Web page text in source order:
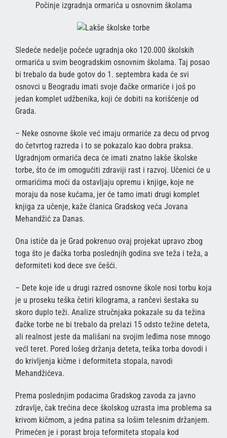
Počinje izgradnja ormarića u osnovnim školama
Sledeće nedelje počeće ugradnja oko 120.000 školskih
ormarića u svim beogradskim osnovnim školama. Taj posao
bi trebalo da bude gotov do 1. septembra kada će svi
osnovci u Beogradu imati svoje đačke ormariće i još po
jedan komplet udžbenika, koji će dobiti na korišćenje od
Grada.
– Neke osnovne škole već imaju ormariće za decu od prvog
do četvrtog razreda i to se pokazalo kao dobra praksa.
Ugradnjom ormarića deca će imati znatno lakše školske
torbe, što će im omogućiti zdraviji rast i razvoj. Učenici će u
ormarićima moći da ostavljaju opremu i knjige, koje ne
moraju da nose kućama, jer će tamo imati drugi komplet
knjiga za učenje, kaže članica Gradskog veća Jovana
Mehandžić za Danas.
Ona ističe da je Grad pokrenuo ovaj projekat upravo zbog
toga što je đačka torba poslednjih godina sve teža i teža, a
deformiteti kod dece sve češći.
– Dete koje ide u drugi razred osnovne škole nosi torbu koja
je u proseku teška četiri kilograma, a rančevi šestaka su
skoro duplo teži. Analize stručnjaka pokazale su da težina
đačke torbe ne bi trebalo da prelazi 15 odsto težine deteta,
ali realnost jeste da mališani na svojim leđima nose mnogo
većI teret. Pored lošeg držanja deteta, teška torba dovodi i
do krivljenja kičme i deformiteta stopala, navodi
Mehandžićeva.
Prema poslednjim podacima Gradskog zavoda za javno
zdravlje, čak trećina dece školskog uzrasta ima problema sa
krivom kičmom, a jedna patina sa lošim telesnim držanjem.
Primećen je i porast broja teformiteta stopala kod